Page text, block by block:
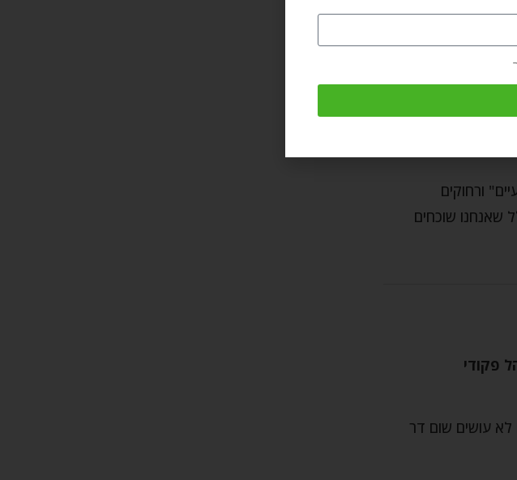
ורחוקים
שאנחנו שוכחים
פקודי
עושים שום דר